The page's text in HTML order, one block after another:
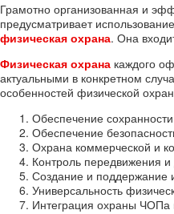
Грамотно организованная и
предусматривает
физическая охрана. Она
Физическая охрана каждого
актуальными в конкретном
особенностей физической
Обеспечение
Обеспечение
Охрана коммерческой и
Контроль передвижения и
Создание и поддержание
Универсальность
Интеграция охраны ЧОПа